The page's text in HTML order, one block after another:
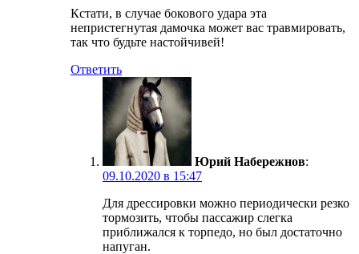
Кстати, в случае бокового удара эта
непристегнутая дамочка может вас травмировать,
так что будьте настойчивей!
Ответить
Юрий Набережнов:
09.10.2020 в 15:47
Для дрессировки можно периодически резко
тормозить, чтобы пассажир слегка
приближался к торпедо, но был достаточно
напуган.